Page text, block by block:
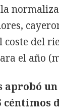
del
el año
aprobó
céntimos